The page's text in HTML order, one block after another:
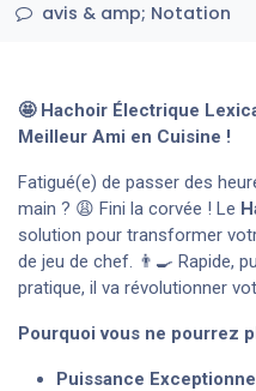
avis & amp; Notation
🤩 Hachoir Électrique
Meilleur Ami en Cuisine !
Fatigué(e) de passer des
main ? 😩 Fini la corvée ! Le
solution pour transformer
de jeu de chef. 👨‍🍳 Rapide,
pratique, il va révolutionner
Pourquoi vous ne pourrez
Puissance